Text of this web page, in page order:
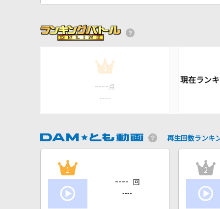
1
---- 点
----
再生回数ランキ
1
---- 回
----
2